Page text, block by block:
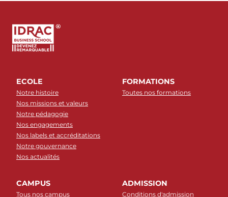
ECOLE
Notre histoire
Nos missions et valeurs
Notre pédagogie
Nos engagements
Nos labels et accréditations
Notre gouvernance
Nos actualités
FORMATIONS
Toutes nos formations
CAMPUS
Tous nos campus
ADMISSION
Conditions d'admission